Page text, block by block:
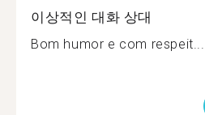
이상적인 대화 상대
Bom humor e com respeit...